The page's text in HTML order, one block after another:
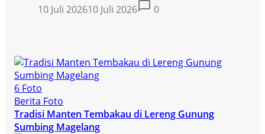
10 Juli 202610 Juli 2026 0
6 Foto
Berita Foto
Tradisi Manten Tembakau di Lereng Gunung
Sumbing Magelang